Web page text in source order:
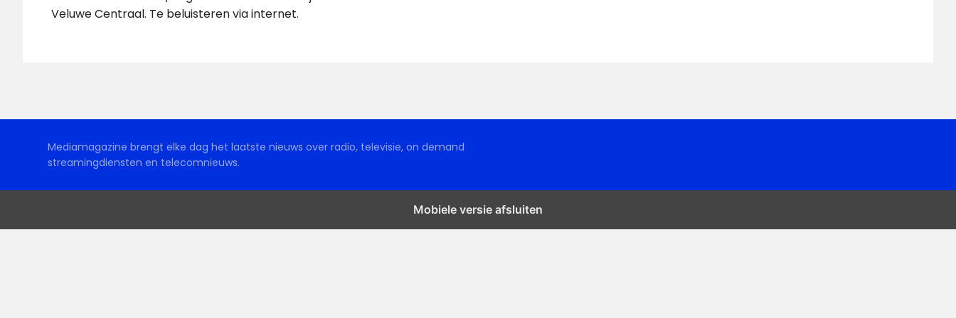
Veluwe Centraal. Te beluisteren via internet.
Mediamagazine brengt elke dag het laatste nieuws over radio, televisie, on demand
streamingdiensten en telecomnieuws.
Mobiele versie afsluiten